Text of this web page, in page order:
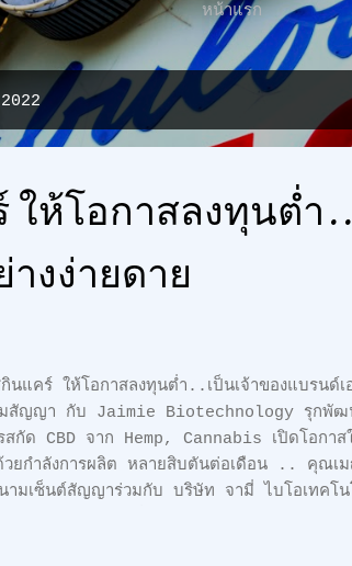
หน้าแรก
ห้โอกาสลงทุนต่ำ..
งง่ายดาย
นแคร์ ให้โอกาสลงทุนต่ำ..เป็นเจ้าของแบรนด์
มสัญญา กับ Jaimie Biotechnology รุกพั
สกัด CBD จาก Hemp, Cannabis เปิดโอกา
วยกำลังการผลิต หลายสิบตันต่อเดือน .. คุณเม
ามเซ็นต์สัญญาร่วมกับ บริษัท จามี่ ไบโอเทคโน